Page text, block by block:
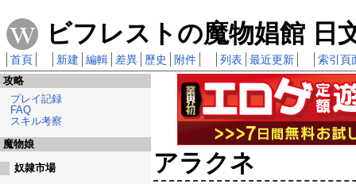
ビフレストの魔物娼館 日
首頁 新建 編輯 差異 歷史 附件 列表 最近更新 索引頁
アラクネ
攻略
プレイ記録
FAQ
スキル考察
魔物娘
奴隷市場